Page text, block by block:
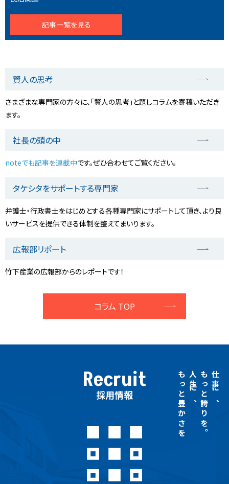
記事一覧を見る
賢人の思考
さまざまな専門家の方々に、「賢人の思考」と題しコラムを寄稿いただき
ます。
社長の頭の中
noteでも記事を連載中です。ぜひ合わせてご覧ください。
タケシタをサポートする専門家
弁護士・行政書士をはじめとする各種専門家にサポートして頂き、より良
いサービスを提供できる体制を整えてまいります。
広報部リポート
竹下産業の広報部からのレポートです！
コラム TOP
Recruit
採用情報 仕事に、
もっと誇りを。
人生に、
もっと豊かさを